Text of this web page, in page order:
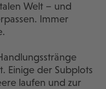
Welt – und
Immer
Einige der Subplots
laufen und zur